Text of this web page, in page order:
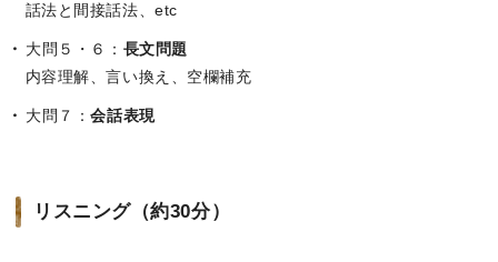
話法と間接話法、etc
大問５・６： 長文問題
内容理解、言い換え、空欄補充
大問７：会話表現
リスニング（約30分）